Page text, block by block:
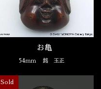
お亀
54ｍｍ銘 玉正
Sold